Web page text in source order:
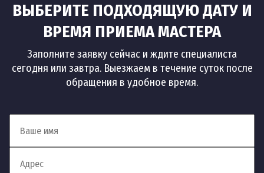
ВЫБЕРИТЕ ПОДХОДЯЩУЮ ДАТУ И
ВРЕМЯ ПРИЕМА МАСТЕРА
Заполните заявку сейчас и ждите специалиста
сегодня или завтра. Выезжаем в течение суток после
обращения в удобное время.